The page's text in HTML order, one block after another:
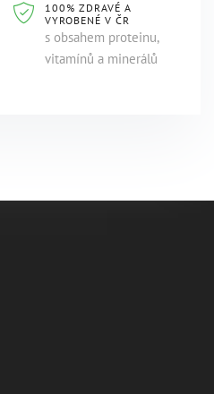
100% ZDRAVÉ A
VYROBENÉ V ČR
s obsahem proteinu,
vitamínů a minerálů